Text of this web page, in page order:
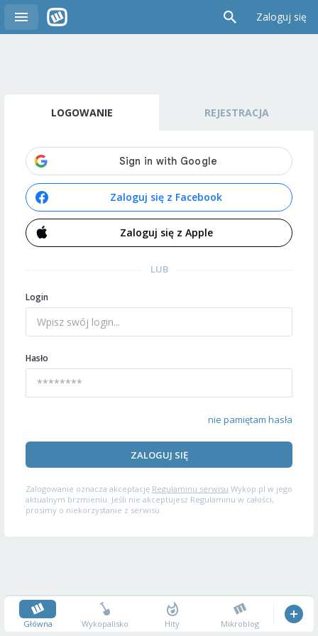
Zaloguj się
LOGOWANIE REJESTRACJA
Zaloguj się z Facebook
Zaloguj się z Apple
LUB
Login
Hasło
nie pamiętam hasła
ZALOGUJ SIĘ
Zalogowanie oznacza akceptację Regulaminu serwisu Wykop.pl w jego
aktualnym brzmieniu. Jeśli nie akceptujesz Regulaminu w całości,
prosimy o niekorzystanie z serwisu.
Główna Wykopalisko Hity Mikroblog